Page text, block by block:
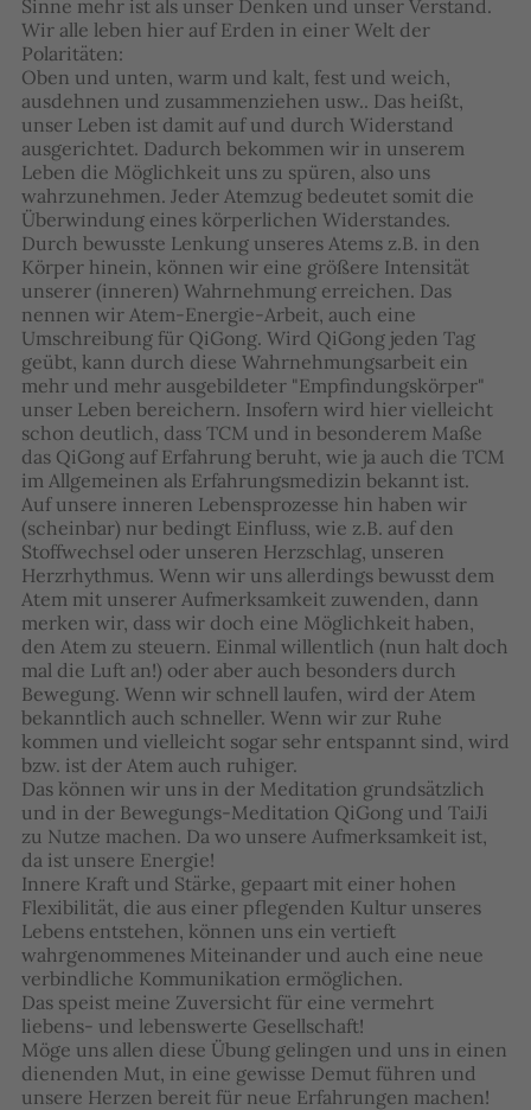
Sinne mehr ist als unser Denken und unser Verstand.
Wir alle leben hier auf Erden in einer Welt der
Polaritäten:
Oben und unten, warm und kalt, fest und weich,
ausdehnen und zusammenziehen usw.. Das heißt,
unser Leben ist damit auf und durch Widerstand
ausgerichtet. Dadurch bekommen wir in unserem
Leben die Möglichkeit uns zu spüren, also uns
wahrzunehmen. Jeder Atemzug bedeutet somit die
Überwindung eines körperlichen Widerstandes.
Durch bewusste Lenkung unseres Atems z.B. in den
Körper hinein, können wir eine größere Intensität
unserer (inneren) Wahrnehmung erreichen. Das
nennen wir Atem-Energie-Arbeit, auch eine
Umschreibung für QiGong. Wird QiGong jeden Tag
geübt, kann durch diese Wahrnehmungsarbeit ein
mehr und mehr ausgebildeter "Empfindungskörper"
unser Leben bereichern. Insofern wird hier vielleicht
schon deutlich, dass TCM und in besonderem Maße
das QiGong auf Erfahrung beruht, wie ja auch die TCM
im Allgemeinen als Erfahrungsmedizin bekannt ist.
Auf unsere inneren Lebensprozesse hin haben wir
(scheinbar) nur bedingt Einfluss, wie z.B. auf den
Stoffwechsel oder unseren Herzschlag, unseren
Herzrhythmus. Wenn wir uns allerdings bewusst dem
Atem mit unserer Aufmerksamkeit zuwenden, dann
merken wir, dass wir doch eine Möglichkeit haben,
den Atem zu steuern. Einmal willentlich (nun halt doch
mal die Luft an!) oder aber auch besonders durch
Bewegung. Wenn wir schnell laufen, wird der Atem
bekanntlich auch schneller. Wenn wir zur Ruhe
kommen und vielleicht sogar sehr entspannt sind, wird
bzw. ist der Atem auch ruhiger.
Das können wir uns in der Meditation grundsätzlich
und in der Bewegungs-Meditation QiGong und TaiJi
zu Nutze machen. Da wo unsere Aufmerksamkeit ist,
da ist unsere Energie!
Innere Kraft und Stärke, gepaart mit einer hohen
Flexibilität, die aus einer pflegenden Kultur unseres
Lebens entstehen, können uns ein vertieft
wahrgenommenes Miteinander und auch eine neue
verbindliche Kommunikation ermöglichen.
Das speist meine Zuversicht für eine vermehrt
liebens- und lebenswerte Gesellschaft!
Möge uns allen diese Übung gelingen und uns in einen
dienenden Mut, in eine gewisse Demut führen und
unsere Herzen bereit für neue Erfahrungen machen!